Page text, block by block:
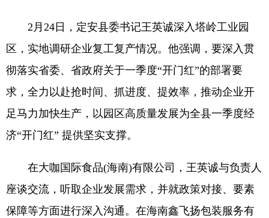
2月24日，定安县委书记王英诚深入塔岭工业园
区，实地调研企业复工复产情况。他强调，要深入贯
彻落实省委、省政府关于一季度“开门红”的部署要
求，全力以赴抢时间、抓进度、提效率，推动企业开
足马力加快生产，以园区高质量发展为全县一季度经
济“开门红” 提供坚实支撑。
在大咖国际食品(海南)有限公司，王英诚与负责人
座谈交流，听取企业发展需求，并就政策对接、要素
保障等方面进行深入沟通。在海南鑫飞扬包装服务有